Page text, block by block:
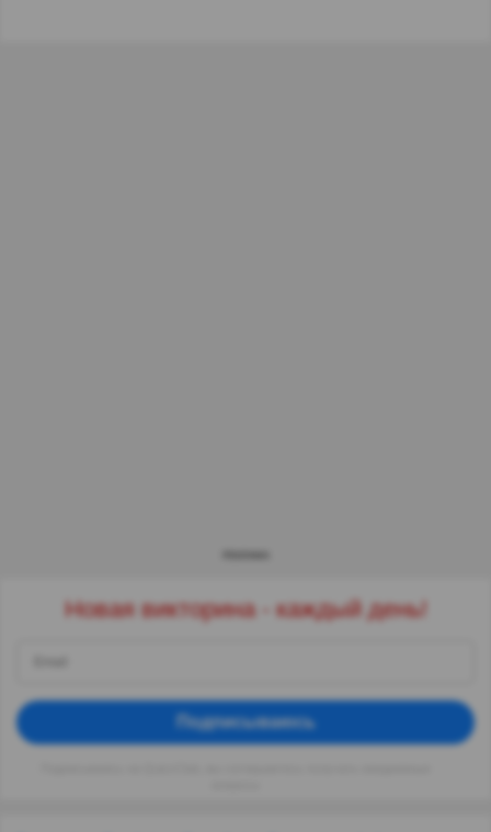
Новая викторина - каждый день!
Подписываюсь